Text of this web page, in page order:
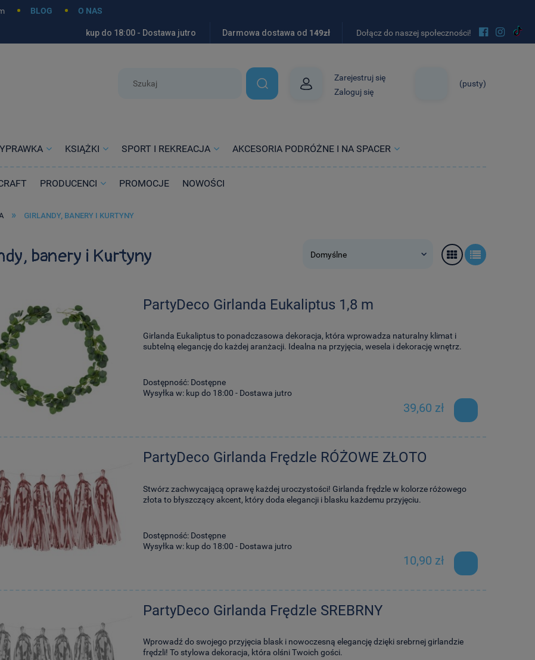
BLOG O NAS
kup do 18:00 - Dostawa jutro Darmowa dostawa od 149zł Dołącz do naszej społeczności!  
(pusty)
Zarejestruj się
Zaloguj się
KSIĄŻKI SPORT I REKREACJA AKCESORIA PODRÓŻNE I NA SPACER
PRODUCENCI PROMOCJE NOWOŚCI
» GIRLANDY, BANERY I KURTYNY
banery i Kurtyny
PartyDeco Girlanda Eukaliptus 1,8 m
Girlanda Eukaliptus to ponadczasowa dekoracja, która wprowadza naturalny klimat i
subtelną elegancję do każdej aranżacji. Idealna na przyjęcia, wesela i dekorację wnętrz.
Dostępność: Dostępne
Wysyłka w: kup do 18:00 - Dostawa jutro
39,60 zł
PartyDeco Girlanda Frędzle RÓŻOWE ZŁOTO
Stwórz zachwycającą oprawę każdej uroczystości! Girlanda frędzle w kolorze różowego
złota to błyszczący akcent, który doda elegancji i blasku każdemu przyjęciu.
Dostępność: Dostępne
Wysyłka w: kup do 18:00 - Dostawa jutro
10,90 zł
PartyDeco Girlanda Frędzle SREBRNY
Wprowadź do swojego przyjęcia blask i nowoczesną elegancję dzięki srebrnej girlandzie
frędzli! To stylowa dekoracja, która olśni Twoich gości.